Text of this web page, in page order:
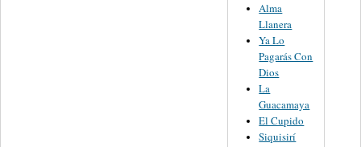
Alma
Llanera
Ya Lo
Pagarás Con
Dios
La
Guacamaya
El Cupido
Siquisirí